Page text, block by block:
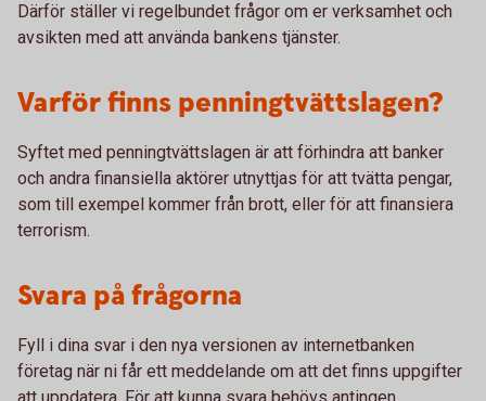
Därför ställer vi regelbundet frågor om er verksamhet och
avsikten med att använda bankens tjänster.
Varför finns penningtvättslagen?
Syftet med penningtvättslagen är att förhindra att banker
och andra finansiella aktörer utnyttjas för att tvätta pengar,
som till exempel kommer från brott, eller för att finansiera
terrorism.
Svara på frågorna
Fyll i dina svar i den nya versionen av internetbanken
företag när ni får ett meddelande om att det finns uppgifter